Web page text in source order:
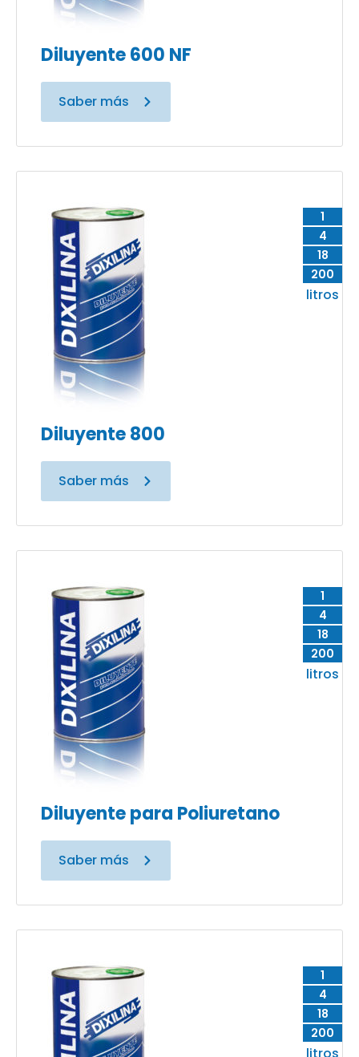
Diluyente 600 NF
Saber más
1
4
18
200
litros
Diluyente 800
Saber más
1
4
18
200
litros
Diluyente para Poliuretano
Saber más
1
4
18
200